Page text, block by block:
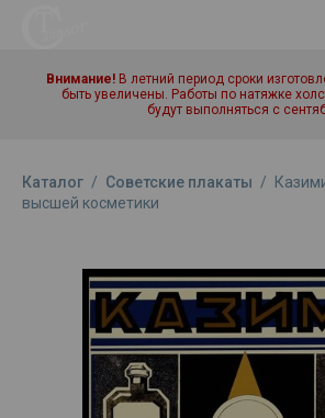
Внимание! В летний период сроки
быть увеличены. Работы по натяжке
будут выполняться с
Каталог / Советские плакаты /
высшей косметики